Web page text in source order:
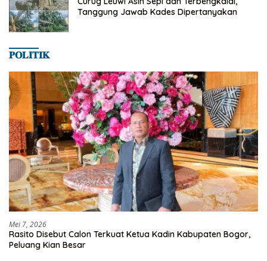
Tanggung Jawab Kades Dipertanyakan
𝐏𝐎𝐋𝐈𝐓𝐈𝐊
Mei 7, 2026
Rasito Disebut Calon Terkuat Ketua Kadin Kabupaten Bogor,
Peluang Kian Besar